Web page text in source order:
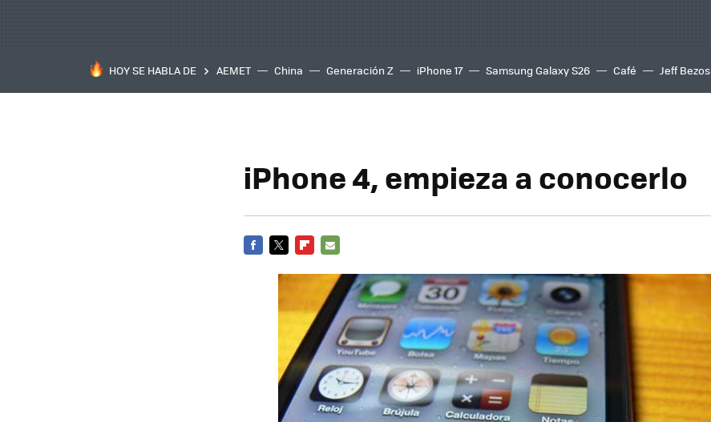
HOY SE HABLA DE AEMET China Generación Z iPhone 17 Samsung Galaxy S26 Café Jeff Bezos
iPhone 4, empieza a conocerlo
MAIL